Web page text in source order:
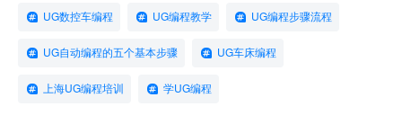
UG数控车编程 UG编程教学 UG编程步骤流程
UG自动编程的五个基本步骤 UG车床编程
上海UG编程培训 学UG编程